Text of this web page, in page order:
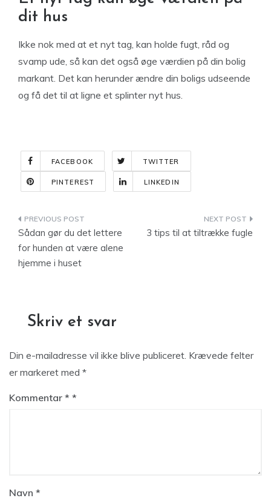
dit hus
Ikke nok med at et nyt tag, kan holde fugt, råd og
svamp ude, så kan det også øge værdien på din bolig
markant. Det kan herunder ændre din boligs udseende
og få det til at ligne et splinter nyt hus.
FACEBOOK TWITTER
PINTEREST LINKEDIN
Indlægsnavigation
Sådan gør du det lettere
for hunden at være alene
hjemme i huset
3 tips til at tiltrække fugle
Skriv et svar
Din e-mailadresse vil ikke blive publiceret. Krævede felter
er markeret med *
Kommentar *
Navn *